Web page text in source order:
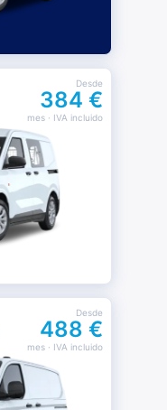
Desde
384 €
mes· IVA incluido
Desde
488 €
mes· IVA incluido